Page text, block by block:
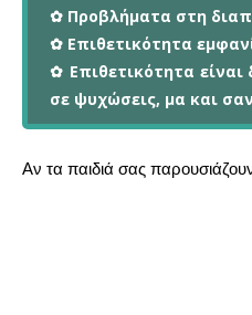
✿ Προβλήματα στη
✿ Eπιθετικότητα
✿ Eπιθετικότητα
σε ψυχώσεις, μα και
Aν τα παιδιά σας